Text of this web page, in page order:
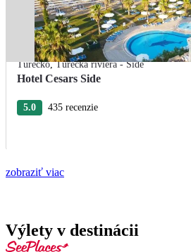
Turecko,Turecká riviéra - Side
Hotel Cesars Side
5.0 435 recenzie
zobraziť viac
Výlety v destinácii